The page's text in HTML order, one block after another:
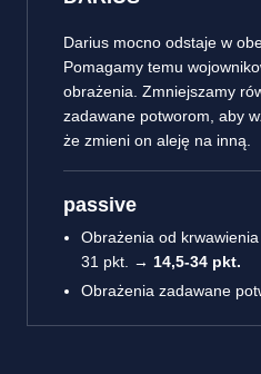
Darius mocno odstaje w
Pomagamy temu
obrażenia. Zmniejszamy
zadawane potworom, aby
że zmieni on aleję na inną.
passive
Obrażenia od
31 pkt. → 14,5-34 pkt.
Obrażenia zadawane